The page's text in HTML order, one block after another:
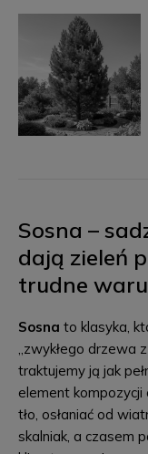
Sosna –
dają zieleń
trudne
Sosna to klasyka,
„zwykłego drzewa
traktujemy ją jak
element
tło, osłaniać od
skalniak, a czasem